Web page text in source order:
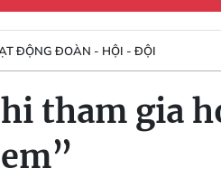
ĐỘNG ĐOÀN - HỘI - ĐỘI
tham gia